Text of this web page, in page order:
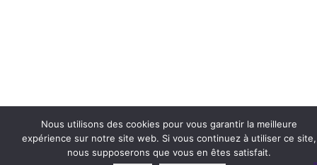
Nous utilisons des cookies pour vous garantir la meilleure
expérience sur notre site web. Si vous continuez à utiliser ce site,
nous supposerons que vous en êtes satisfait.